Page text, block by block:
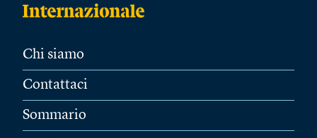
Chi siamo
Contattaci
Sommario